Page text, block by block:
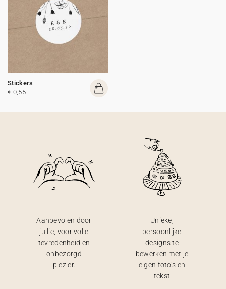
Stickers
€ 0,55
Aanbevolen door
jullie, voor volle
tevredenheid en
onbezorgd
plezier.
Unieke,
persoonlijke
designs te
bewerken met je
eigen foto’s en
tekst